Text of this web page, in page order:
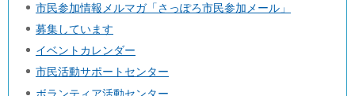
市民参加情報メルマガ「さっぽろ市民参加メール」
募集しています
イベントカレンダー
市民活動サポートセンター
ボランティア活動センター